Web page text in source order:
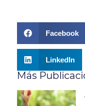
Facebook
LinkedIn
Más